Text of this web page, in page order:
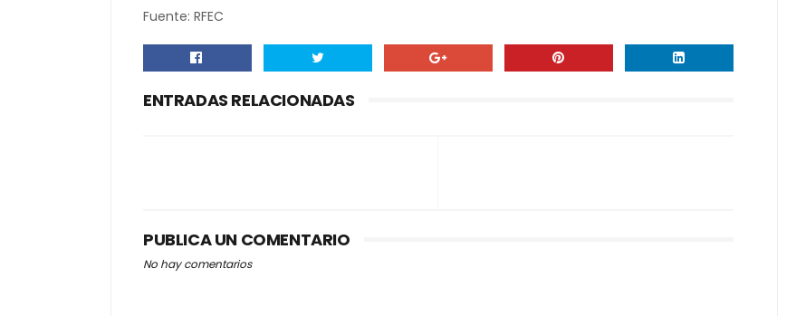
Fuente: RFEC
ENTRADAS RELACIONADAS
PUBLICA UN COMENTARIO
No hay comentarios